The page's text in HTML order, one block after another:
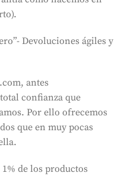
Devoluciones ágiles y
antes
confianza que
Por ello ofrecemos
que en muy pocas
de los productos